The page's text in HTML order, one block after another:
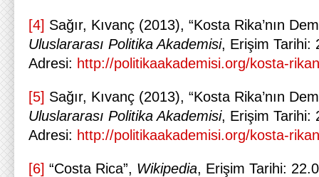
[4] Sağır, Kıvanç (2013), “Kosta Rika’nın
Uluslararası Politika Akademisi, Erişim Tarihi:
Adresi: http://politikaakademisi.org/kosta-
[5] Sağır, Kıvanç (2013), “Kosta Rika’nın
Uluslararası Politika Akademisi, Erişim Tarihi:
Adresi: http://politikaakademisi.org/kosta-
[6] “Costa Rica”, Wikipedia, Erişim Tarihi: